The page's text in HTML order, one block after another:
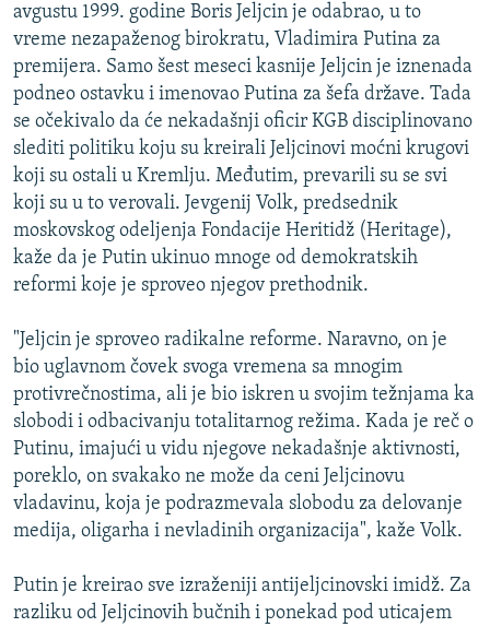
avgustu 1999. godine Boris Jeljcin je odabrao, u to
vreme nezapaženog birokratu, Vladimira Putina za
premijera. Samo šest meseci kasnije Jeljcin je iznenada
podneo ostavku i imenovao Putina za šefa države. Tada
se očekivalo da će nekadašnji oficir KGB disciplinovano
slediti politiku koju su kreirali Jeljcinovi moćni krugovi
koji su ostali u Kremlju. Međutim, prevarili su se svi
koji su u to verovali. Jevgenij Volk, predsednik
moskovskog odeljenja Fondacije Heritidž (Heritage),
kaže da je Putin ukinuo mnoge od demokratskih
reformi koje je sproveo njegov prethodnik.
"Jeljcin je sproveo radikalne reforme. Naravno, on je
bio uglavnom čovek svoga vremena sa mnogim
protivrečnostima, ali je bio iskren u svojim težnjama ka
slobodi i odbacivanju totalitarnog režima. Kada je reč o
Putinu, imajući u vidu njegove nekadašnje aktivnosti,
poreklo, on svakako ne može da ceni Jeljcinovu
vladavinu, koja je podrazmevala slobodu za delovanje
medija, oligarha i nevladinih organizacija", kaže Volk.
Putin je kreirao sve izraženiji antijeljcinovski imidž. Za
razliku od Jeljcinovih bučnih i ponekad pod uticajem